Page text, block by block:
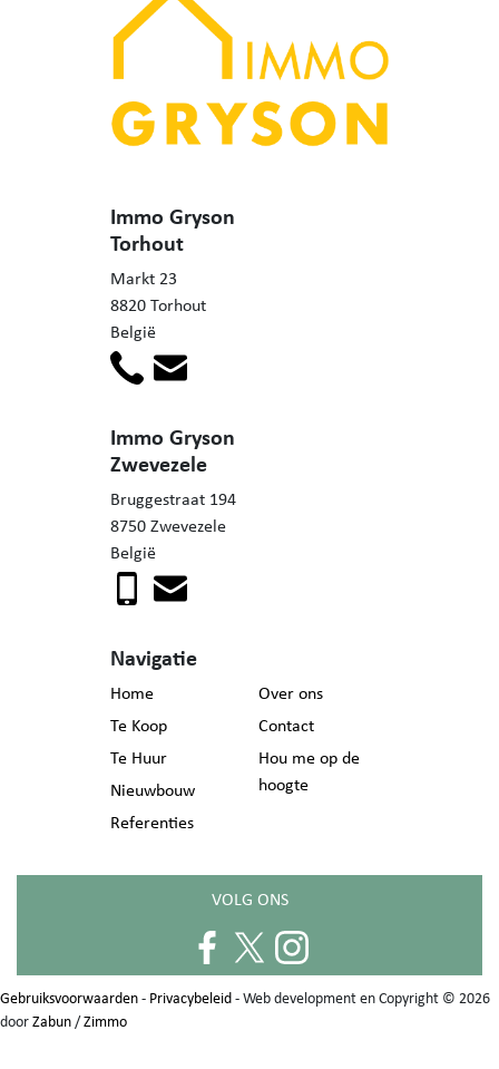
Immo Gryson
Torhout
Markt 23
8820 Torhout
België
Immo Gryson
Zwevezele
Bruggestraat 194
8750 Zwevezele
België
Navigatie
Home
Te Koop
Te Huur
Nieuwbouw
Referenties
Over ons
Contact
Hou me op de
hoogte
VOLG ONS
Gebruiksvoorwaarden- Privacybeleid- Web development en Copyright © 2026
doorZabun/Zimmo